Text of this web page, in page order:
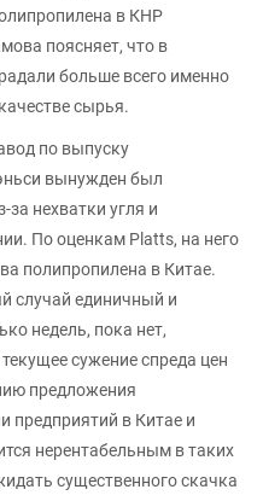
в КНР
поясняет, что в
больше всего именно
сырья.
по выпуску
вынужден был
за нехватки угля и
По оценкам Platts, на него
полипропилена в Китае.
случай единичный и
недель, пока нет,
сужение спреда цен
предложения
предприятий в Китае и
нерентабельным в таких
существенного скачка